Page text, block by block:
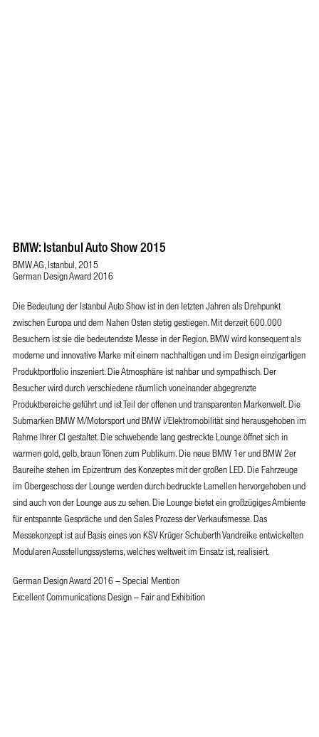
BMW: Istanbul Auto Show 2015
BMW AG, Istanbul, 2015
German Design Award 2016
Die Bedeutung der Istanbul Auto Show ist in den letzten Jahren als Drehpunkt
zwischen Europa und dem Nahen Osten stetig gestiegen. Mit derzeit 600.000
Besuchern ist sie die bedeutendste Messe in der Region. BMW wird konsequent als
moderne und innovative Marke mit einem nachhaltigen und im Design einzigartigen
Produktportfolio inszeniert. Die Atmosphäre ist nahbar und sympathisch. Der
Besucher wird durch verschiedene räumlich voneinander abgegrenzte
Produktbereiche geführt und ist Teil der offenen und transparenten Markenwelt. Die
Submarken BMW M/Motorsport und BMW i/Elektromobilität sind herausgehoben im
Rahme Ihrer CI gestaltet. Die schwebende lang gestreckte Lounge öffnet sich in
warmen gold, gelb, braun Tönen zum Publikum. Die neue BMW 1er und BMW 2er
Baureihe stehen im Epizentrum des Konzeptes mit der großen LED. Die Fahrzeuge
im Obergeschoss der Lounge werden durch bedruckte Lamellen hervorgehoben und
sind auch von der Lounge aus zu sehen. Die Lounge bietet ein großzügiges Ambiente
für entspannte Gespräche und den Sales Prozess der Verkaufsmesse. Das
Messekonzept ist auf Basis eines von KSV Krüger Schuberth Vandreike entwickelten
Modularen Ausstellungssystems, welches weltweit im Einsatz ist, realisiert.
German Design Award 2016 – Special Mention
Excellent Communications Design – Fair and Exhibition